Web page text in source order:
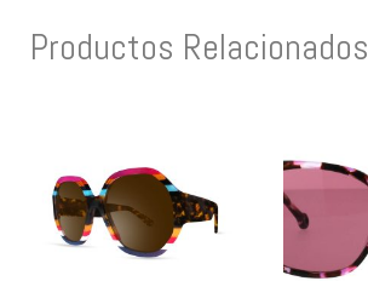
Productos Relacionados